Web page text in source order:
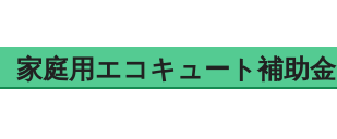
家庭用エコキュート補助金